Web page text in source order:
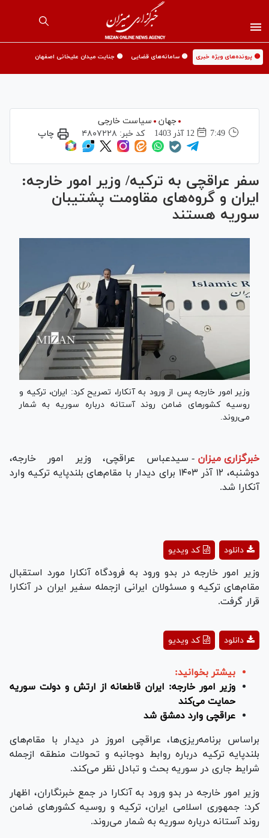
🟡 پرونده‌های ویژه خبری 🟡 سامانه‌های قضایی 🟡 جنایت میدان علیخانی اصفهان
جهان
سیاست خارجی
7:49
12 آذر 1403 کد خبر: ۴۸۰۷۲۲۸ چاپ
سفر عراقچی به ترکیه/ وزیر امور خارجه:
ایران و گروه‌های مقاومت پشتیبان
سوریه هستند
وزیر امور خارجه پس از ورود به آنکارا، تصریح کرد: ایران، ترکیه و
روسیه کشور‌های ضامن روند آستانه درباره سوریه به شمار
می‌روند.
خبرگزاری میزان - سیدعباس عراقچی، وزیر امور خارجه،
دوشنبه، ۱۲ آذر ۱۴۰۳ برای دیدار با مقام‌های بلندپایه ترکیه وارد
آنکارا شد.
Play
Video
کد ویدیو دانلود
وزیر امور خارجه در بدو ورود به فرودگاه آنکارا مورد استقبال
مقام‌های ترکیه و مسئولان ایرانی ازجمله سفیر ایران در آنکارا
قرار گرفت.
Playکد ویدیو دانلود
بیشتر بخوانید:
وزیر امور خارجه: ایران قاطعانه از ارتش و دولت سوریه
حمایت می‌کند
عراقچی وارد دمشق شد
براساس برنامه‌ریزی‌ها، عراقچی امروز در دیدار با مقام‌های
بلندپایه ترکیه درباره روابط دوجانبه و تحولات منطقه ازجمله
شرایط جاری در سوریه بحث و تبادل نظر می‌کند.
وزیر امور خارجه در بدو ورود به آنکارا در جمع خبرنگاران، اظهار
کرد: جمهوری اسلامی ایران، ترکیه و روسیه کشور‌های ضامن
روند آستانه درباره سوریه به شمار می‌روند.